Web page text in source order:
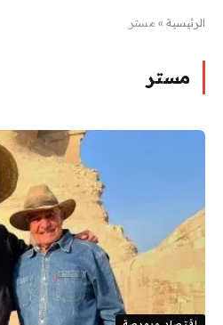
الرئيسية » مستر
مستر